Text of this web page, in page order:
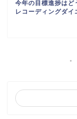
今年の目標進捗は
レコーディングダイ